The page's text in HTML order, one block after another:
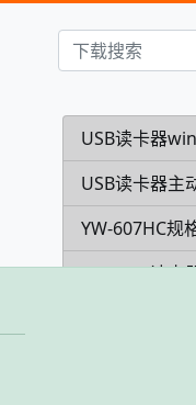
USB读卡器
USB读卡器主
YW-607HC规
modbus读卡